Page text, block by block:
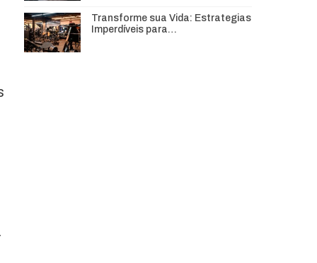
Transforme sua Vida: Estrategias
Imperdíveis para…